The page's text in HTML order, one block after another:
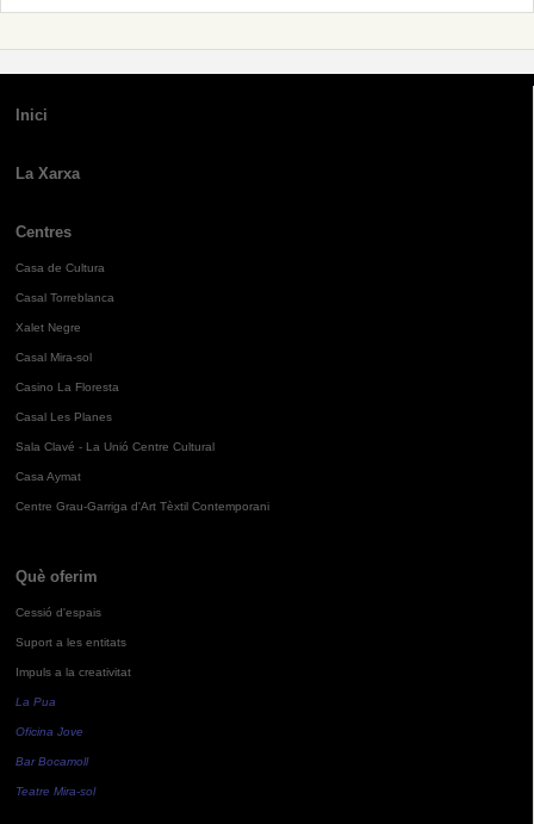
Inici
La Xarxa
Centres
Casa de Cultura
Casal Torreblanca
Xalet Negre
Casal Mira-sol
Casino La Floresta
Casal Les Planes
Sala Clavé - La Unió Centre Cultural
Casa Aymat
Centre Grau-Garriga d'Art Tèxtil Contemporani
Què oferim
Cessió d'espais
Suport a les entitats
Impuls a la creativitat
La Pua
Oficina Jove
Bar Bocamoll
Teatre Mira-sol